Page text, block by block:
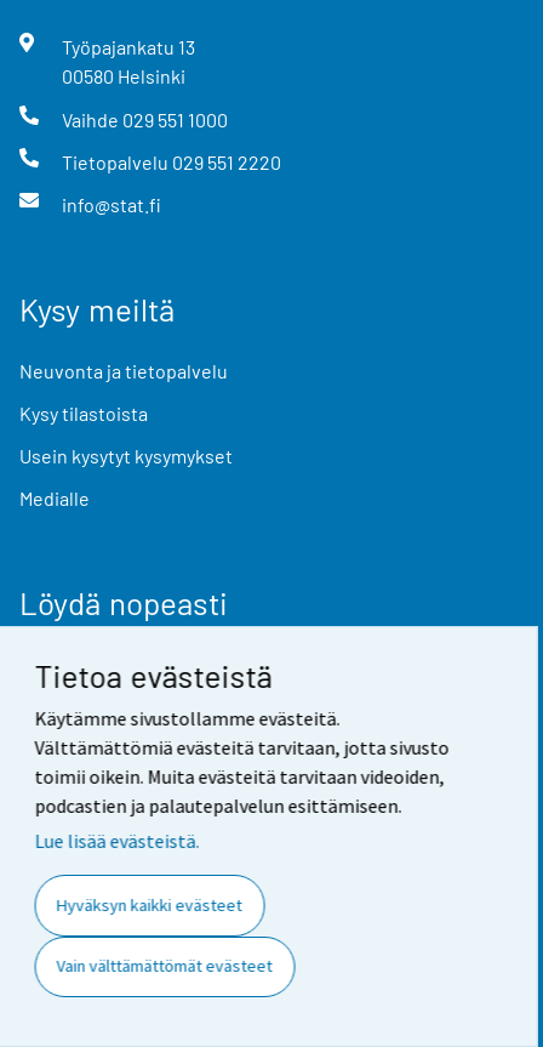
Tietoa evästeistä
Käytämme sivustollamme evästeitä.
Välttämättömiä evästeitä tarvitaan, jotta sivusto
toimii oikein. Muita evästeitä tarvitaan videoiden,
podcastien ja palautepalvelun esittämiseen.
Lue lisää evästeistä.
Hyväksyn kaikki evästeet
Vain välttämättömät evästeet
Työpajankatu 13
00580 Helsinki
Vaihde 029 551 1000
Tietopalvelu 029 551 2220
info@stat.fi
Kysy meiltä
Neuvonta ja tietopalvelu
Kysy tilastoista
Usein kysytyt kysymykset
Medialle
Löydä nopeasti
StatFin-tietokanta
Tilastotietokannat
Suomi lukuina
Tulevat julkaisut
Tutkimusaineistot
Seuraa meitä